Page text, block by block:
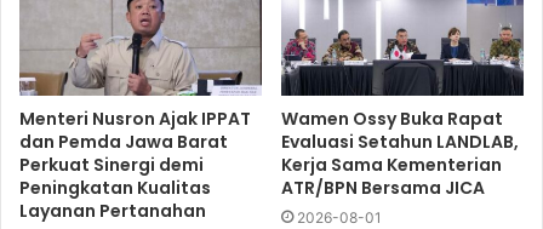
Menteri Nusron Ajak IPPAT
dan Pemda Jawa Barat
Perkuat Sinergi demi
Peningkatan Kualitas
Layanan Pertanahan
Wamen Ossy Buka Rapat
Evaluasi Setahun LANDLAB,
Kerja Sama Kementerian
ATR/BPN Bersama JICA
2026-08-01